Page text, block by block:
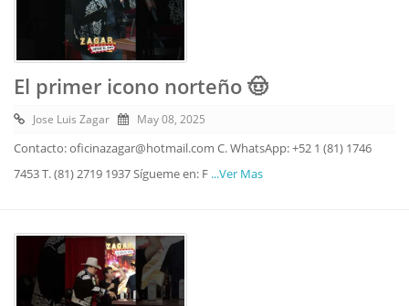
El primer icono norteño 🤠
Jose Luis Zagar May 08, 2025
Contacto: oficinazagar@hotmail.com C. WhatsApp: +52 1 (81) 1746
7453 T. (81) 2719 1937 Sígueme en: F ...Ver Mas